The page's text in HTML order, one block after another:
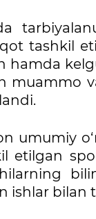
tashkil
hamda
muammo
umumiy
etilgan
ishlar bilan